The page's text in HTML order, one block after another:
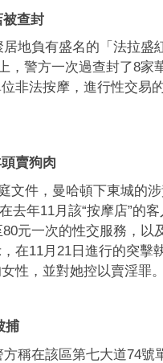
被查封
地負有盛名的「法拉盛
，警方一次過查封了8家
非法按摩，進行性交易
賣狗肉
文件，曼哈頓下東城的
去年11月該“按摩店”的
元一次的性交服務，以
在11月21日進行的突擊
性，並對她控以賣淫罪
捕
稱在該區第七大道74號